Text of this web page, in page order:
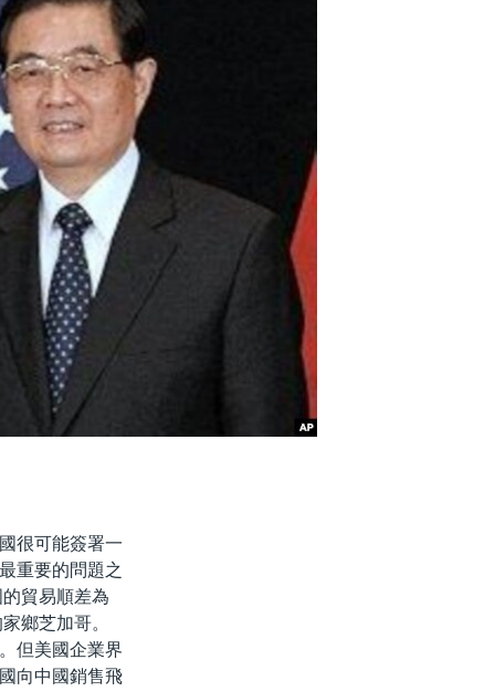
很可能簽署一
重要的問題之
貿易順差為
鄉芝加哥。
但美國企業界
向中國銷售飛